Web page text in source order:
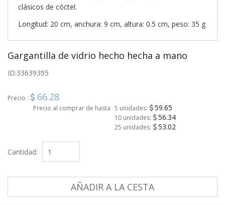
clásicos de cóctel.
Longitud: 20 cm, anchura: 9 cm, altura: 0.5 cm, peso: 35 g
Gargantilla de vidrio hecho hecha a mano
ID:33639395
Precio : 66.28
Precio al comprar de hasta 5 unidades: 59.65
10 unidades: 56.34
25 unidades: 53.02
Cantidad:
AÑADIR A LA CESTA